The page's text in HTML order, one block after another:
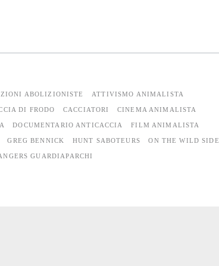
ABOLIZIONISTE ATTIVISMO ANIMALISTA
DI FRODO CACCIATORI CINEMA ANIMALISTA
DOCUMENTARIO ANTICACCIA FILM ANIMALISTA
GREG BENNICK HUNT SABOTEURS ON THE WILD SIDE
GUARDIAPARCHI